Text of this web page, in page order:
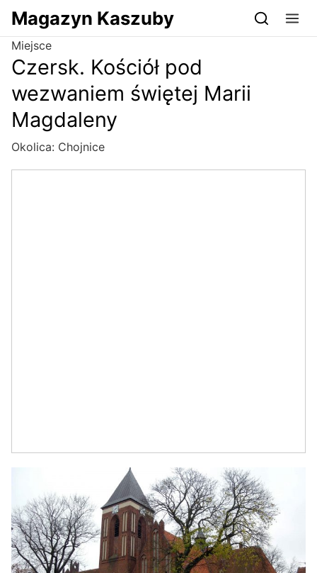
Przejdź do serwisu magazynkaszuby.pl
Magazyn Kaszuby
Miejsce
Czersk. Kościół pod
wezwaniem świętej Marii
Magdaleny
Okolica: Chojnice